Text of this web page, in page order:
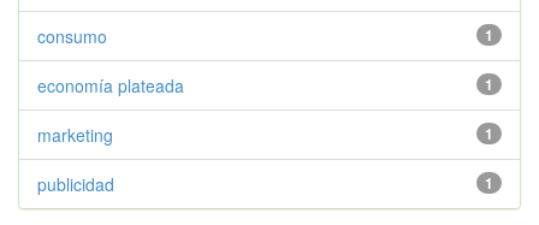
1
consumo
1
economía plateada
1
marketing
1
publicidad